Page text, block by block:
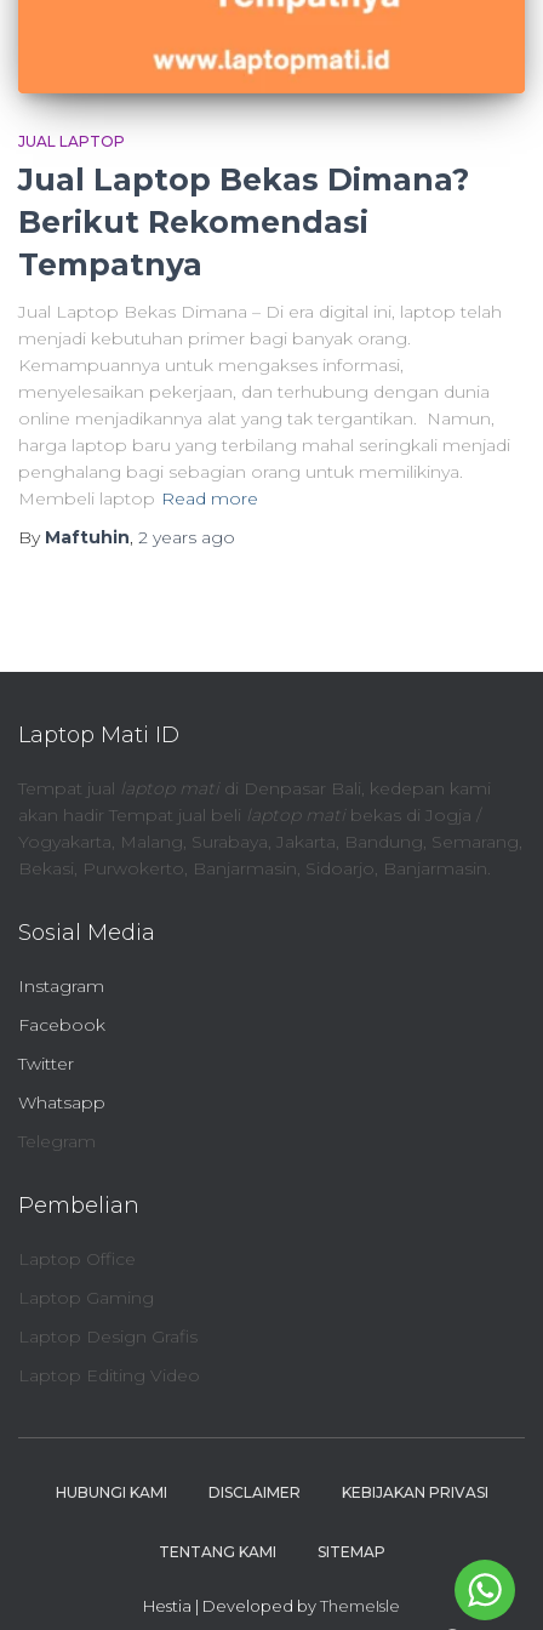
JUAL LAPTOP
Jual Laptop Bekas Dimana?
Berikut Rekomendasi
Tempatnya
Jual Laptop Bekas Dimana – Di era digital ini, laptop telah
menjadi kebutuhan primer bagi banyak orang.
Kemampuannya untuk mengakses informasi,
menyelesaikan pekerjaan, dan terhubung dengan dunia
online menjadikannya alat yang tak tergantikan. Namun,
harga laptop baru yang terbilang mahal seringkali menjadi
penghalang bagi sebagian orang untuk memilikinya.
Membeli laptop Read more
By Maftuhin, 2 years ago
Laptop Mati ID
Tempat jual laptop matidi Denpasar Bali, kedepan kami
akan hadir Tempat jual beli laptop matibekas di Jogja /
Yogyakarta, Malang, Surabaya, Jakarta, Bandung, Semarang,
Bekasi, Purwokerto, Banjarmasin, Sidoarjo, Banjarmasin.
Sosial Media
Instagram
Facebook
Twitter
Whatsapp
Telegram
Pembelian
Laptop Office
Laptop Gaming
Laptop Design Grafis
Laptop Editing Video
HUBUNGI KAMI DISCLAIMER KEBIJAKAN PRIVASI
TENTANG KAMI SITEMAP
Hestia | Developed byThemeIsle